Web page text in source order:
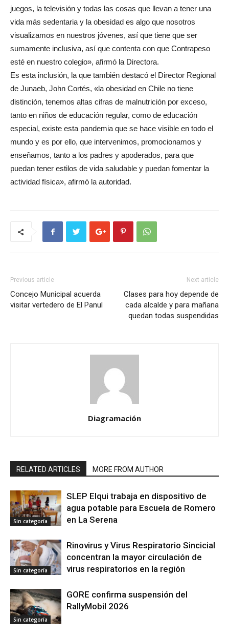
juegos, la televisión y todas las cosas que llevan a tener una
vida más sedentaria y la obesidad es algo que nosotros
visualizamos en nuestros jóvenes, así que tiene que ser
sumamente inclusiva, así que contenta con que Contrapeso
esté en nuestro colegio», afirmó la Directora.
Es esta inclusión, la que también destacó el Director Regional
de Junaeb, John Cortés, «la obesidad en Chile no tiene
distinción, tenemos altas cifras de malnutrición por exceso,
tanto en niños de educación regular, como de educación
especial, existe esta pandemia que se hace visible en todo el
mundo y es por ello, que intervenimos, promocionamos y
enseñamos, tanto a los padres y apoderados, para que
puedan tener estilos de vida saludable y puedan fomentar la
actividad física», afirmó la autoridad.
Previous article
Concejo Municipal acuerda
visitar vertedero de El Panul
Next article
Clases para hoy depende de
cada alcalde y para mañana
quedan todas suspendidas
Diagramación
RELATED ARTICLES MORE FROM AUTHOR
Sin categoría
SLEP Elqui trabaja en dispositivo de
agua potable para Escuela de Romero
en La Serena
Sin categoría
Rinovirus y Virus Respiratorio Sincicial
concentran la mayor circulación de
virus respiratorios en la región
Sin categoría
GORE confirma suspensión del
RallyMobil 2026